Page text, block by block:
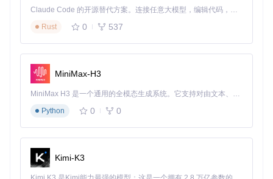
Windows 10/11系统特性，包括流畅设计（Fluent Design）、
动态磁贴和系统通知集成。应用体积不足50MB，启动速度比
传统播放器快30%，同时支持触控和笔输入操作。
核心功能与界面展示分离的架构设计，使得第三方插件开发成
为可能。目前社区已贡献字幕下载、音效增强等实用插件，开
发者可通过公开API轻松扩展播放器能力。
三、三步上手指南：从安装到精通
1. 快速安装（3种方式）
Microsoft Store
命令行 ：winget install screenbox -s winget
源码编译：
git clone https://gitcode.com/gh_mirr
Claude Code 的开源替代方案。连接任意大模型，编辑代码，运行命令，自动验证 — 全自动执行。用 Rust 构建，极致性能。 ｜ An open-source alternative to Claude Code. Connect any LLM, edit code, run commands, and verify changes — autonomously. Built in Rust for speed. Get Started
Rust
0 537
MiniMax-H3
MiniMax H3 是一个通用的全模态生成系统。它支持对由文本、图像、视频和音频组成的多模态上下文进行统一理解，并能生成分辨率高达 2K、时长可达 15 秒的带原生立体声音频的视频。得益于面向任务泛化的系统设计，H3 在预训练阶段就已具备广泛的多模态上下文理解与生成能力，能够出色地执行复杂的多模态指令。
Python
0 0
Kimi-K3